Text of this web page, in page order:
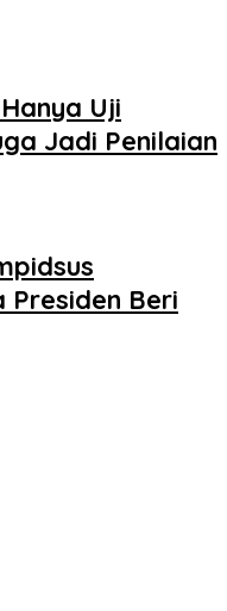
Uji
Jadi Penilaian
Presiden Beri